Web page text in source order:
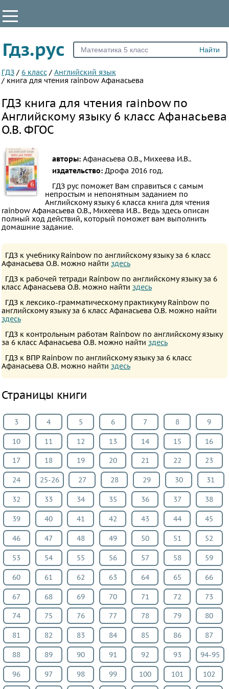
Все
1
2
3
4
5
7
8
9
11
Все
предметы
Математика
язык
язык
Физика
Немецкий
Белорусский
язык
Украинский
язык
Французский
язык
Биология
История
Информатика
ОБЖ
География
Природоведение
Музыка
ИЗО
Литература
Обществознание
Экология
Технология
Естествознание
Испанский
язык
Гдз.рус
ГДЗ / 6 класс / Английский язык
/ книга для чтения rainbow Афанасьева
ГДЗ книга для чтения rainbow по
Английскому языку 6 класс Афанасьева
О.В. ФГОС
авторы: Афанасьева О.В., Михеева И.В..
издательство: Дрофа 2016 год.
ГДЗ рус поможет Вам справиться с самым
непростым и непонятным заданием по
Английскому языку 6 класса книга для чтения
rainbow Афанасьева О.В., Михеева И.В.. Ведь здесь описан
полный ход действий, который поможет вам выполнить
домашние задание.
ГДЗ к учебнику Rainbow по английскому языку за 6 класс
Афанасьева О.В. можно найти здесь
ГДЗ к рабочей тетради Rainbow по английскому языку за 6
класс Афанасьева О.В. можно найти здесь
ГДЗ к лексико-грамматическому практикуму Rainbow по
английскому языку за 6 класс Афанасьева О.В. можно найти
здесь
ГДЗ к контрольным работам Rainbow по английскому языку
за 6 класс Афанасьева О.В. можно найти здесь
ГДЗ к ВПР Rainbow по английскому языку за 6 класс
Афанасьева О.В. можно найти здесь
Страницы книги
3 4 5 6 7 8 9
10 11 12 13 14 15 16
17 18 19 20 21 22 23
24 25-26 27 28 29 30 31
32 33 34 35 36 37 38
39 40 41 42 43 44 45
46 47 48 49 50 51 52
53 54 55 56 57 58 59
60 61 62 63 64 65 66
67 68 69 70 71 72 73
74 75 76 77 78 79 80
81 82 83 84 85 86 87
88 89 90 91 92 93 94-95
96 97 98 99 100 101 102